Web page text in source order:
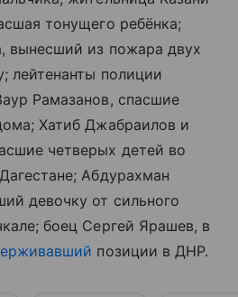
тонущего ребёнка;
вынесший из пожара двух
лейтенанты полиции
Рамазанов, спасшие
Хатиб Джабраилов и
четверых детей во
Абдурахман
девочку от сильного
боец Сергей Ярашев, в
позиции в ДНР.